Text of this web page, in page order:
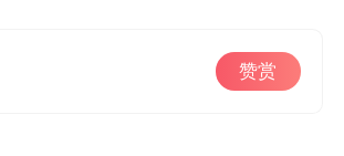
赞赏